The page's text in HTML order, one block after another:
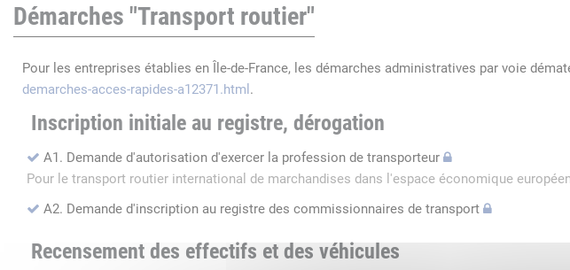
Démarches "Transport routier"
Pour les entreprises établies en Île-de-France, les démarches administratives par voie
demarches-acces-rapides-a12371.html .
Inscription initiale au registre, dérogation
A1. Demande d'autorisation d'exercer la profession de transporteur
Pour le transport routier international de marchandises dans l'espace économique
A2. Demande d'inscription au registre des commissionnaires de transport
Recensement des effectifs et des véhicules